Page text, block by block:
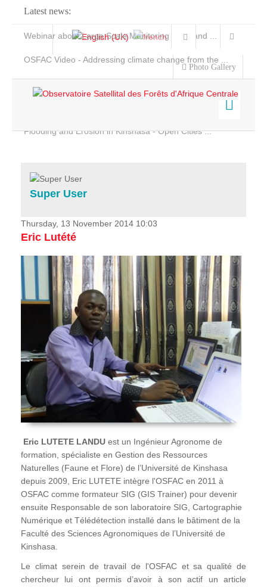
Latest news:
Webinar about Large Scale Monitoring and Land ...
OSFAC Video - Addressing climate change from the ...
Flooding and Erosion in Kinshasa - Open Cities ...
Photo Gallery
Home
Services
Projects
News & Stories
Super User
Thursday, 13 November 2014 10:03
Eric Lutété
Eric LUTETE LANDU est un Ingénieur Agronome de
formation, spécialiste en Gestion des Ressources
Naturelles (Faune et Flore) de l’Université de Kinshasa
depuis 2009, Eric LUTETE intègre l'OSFAC en 2011 à
OSFAC comme formateur SIG (GIS Trainer) pour devenir
ensuite Responsable de son laboratoire SIG, Cartographie
Numérique et Télédétection installé dans le bâtiment de la
Faculté des Sciences Agronomiques de l’Université de
Kinshasa.
Le climat serein de travail de l'OSFAC et sa qualité de
chercheur lui ont permis d’avoir à son actif un article